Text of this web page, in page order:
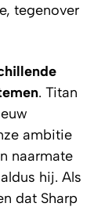
tegenover
. Titan
ambitie
naarmate
aldus hij. Als
dat Sharp